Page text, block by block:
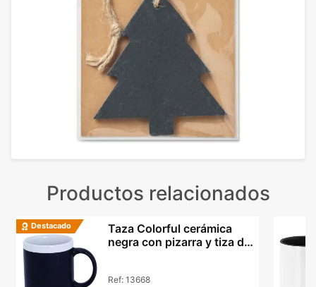
Productos relacionados
Destacado
Taza Colorful cerámica
negra con pizarra y tiza de
Ref: 13668